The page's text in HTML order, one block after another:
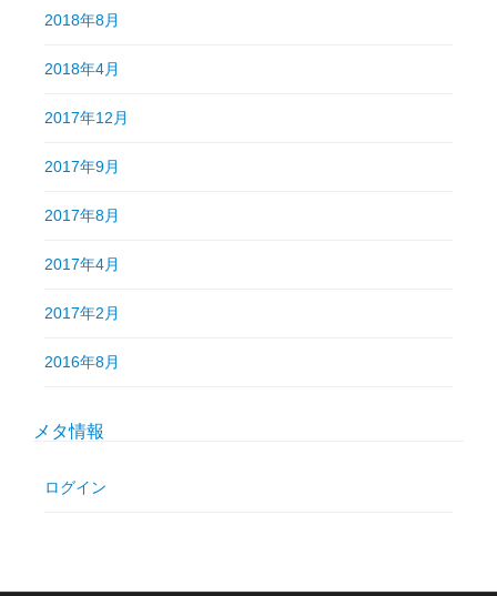
2018年8月
2018年4月
2017年12月
2017年9月
2017年8月
2017年4月
2017年2月
2016年8月
メタ情報
ログイン